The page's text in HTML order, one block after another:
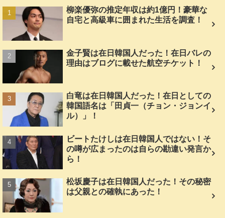
柳楽優弥の推定年収は約1億円！豪華な
自宅と高級車に囲まれた生活を調査！
金子賢は在日韓国人だった！在日バレの
理由はブログに載せた航空チケット！
白竜は在日韓国人だった！在日としての
韓国語名は「田貞一（チョン・ジョンイ
ル）」！
ビートたけしは在日韓国人ではない！そ
の噂が広まったのは自らの勘違い発言か
ら！
松坂慶子は在日韓国人だった！その秘密
は父親との確執にあった！